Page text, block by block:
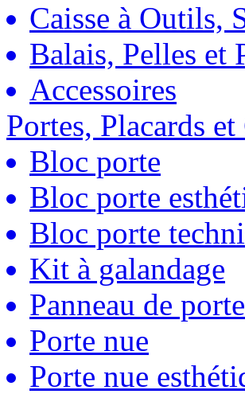
Caisse à Outils,
Balais, Pelles et
Accessoires
Portes, Placards et
Bloc porte
Bloc porte
Bloc porte
Kit à galandage
Panneau de
Porte nue
Porte nue